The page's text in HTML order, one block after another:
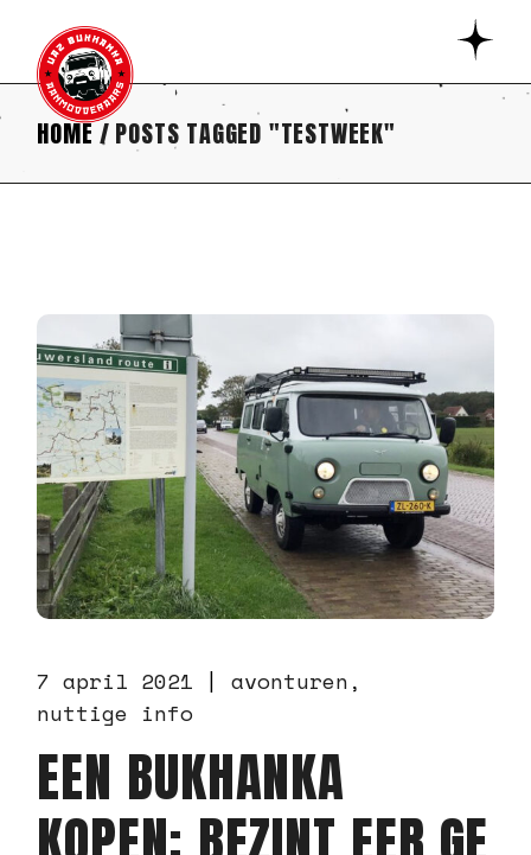
content
HOME POSTS TAGGED "TESTWEEK"
7 april 2021
avonturen
nuttige info
EEN BUKHANKA